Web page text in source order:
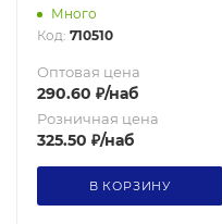
Много
Код: 710510
Оптовая цена
290.60 ₽/наб
Розничная цена
325.50 ₽/наб
В КОРЗИНУ